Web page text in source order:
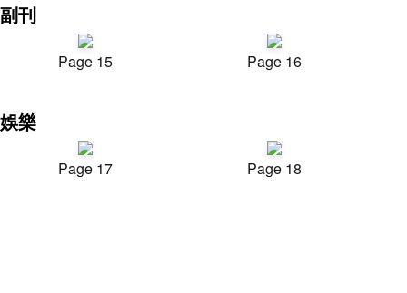
副刊
Page 15 Page 16
娛樂
Page 17 Page 18